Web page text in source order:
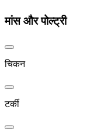
मांस और पोल्ट्री
चिकन
टर्की